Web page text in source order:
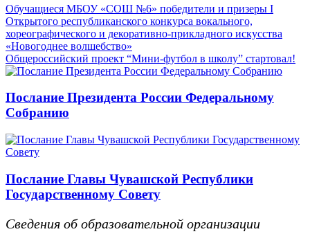
Обучащиеся МБОУ «СОШ №6» победители и призеры I
Открытого республиканского конкурса вокального,
хореографического и декоративно-прикладного искусства
«Новогоднее волшебство»
Общероссийский проект “Мини-футбол в школу” стартовал!
Послание Президента России Федеральному
Собранию
Послание Главы Чувашской Республики
Государственному Совету
Сведения об образовательной организации